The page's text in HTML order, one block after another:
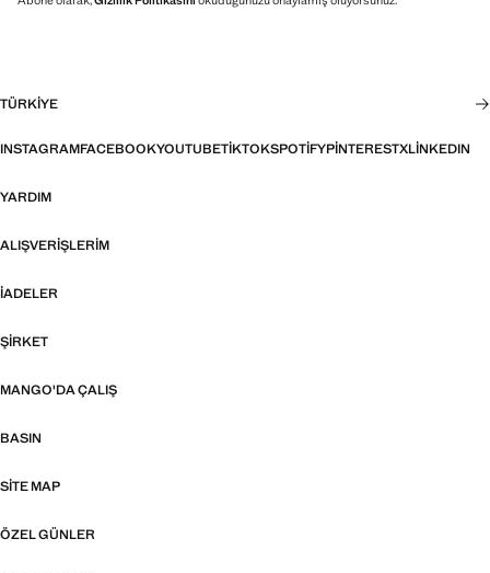
TÜRKIYE
INSTAGRAMFACEBOOKYOUTUBETIKTOKSPOTIFYPINTERESTXLINKEDIN
YARDIM
ALIŞVERIŞLERIM
İADELER
ŞIRKET
MANGO'DA ÇALIŞ
BASIN
SITE MAP
ÖZEL GÜNLER